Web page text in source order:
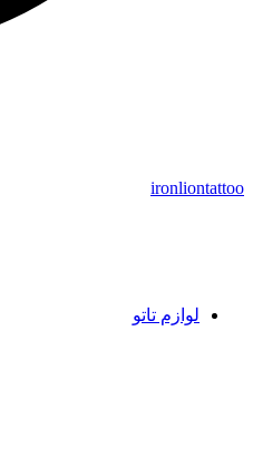
ironliontattoo
لوازم تاتو